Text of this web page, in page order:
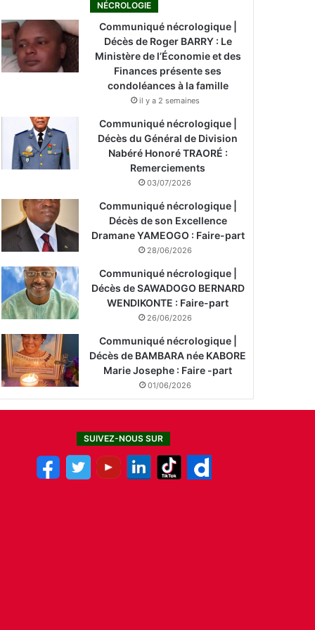
NÉCROLOGIE
Communiqué nécrologique |
Décès de Roger BARRY : Le
Ministère de l’Économie et des
Finances présente ses
condoléances à la famille
il y a 2 semaines
Communiqué nécrologique |
Décès du Général de Division
Nabéré Honoré TRAORÉ :
Remerciements
03/07/2026
Communiqué nécrologique |
Décès de son Excellence
Dramane YAMEOGO : Faire-part
28/06/2026
Communiqué nécrologique |
Décès de SAWADOGO BERNARD
WENDIKONTE : Faire-part
26/06/2026
Communiqué nécrologique |
Décès de BAMBARA née KABORE
Marie Josephe : Faire -part
01/06/2026
SUIVEZ-NOUS SUR